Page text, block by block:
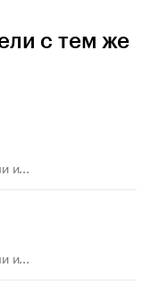
с тем же
и...
и...